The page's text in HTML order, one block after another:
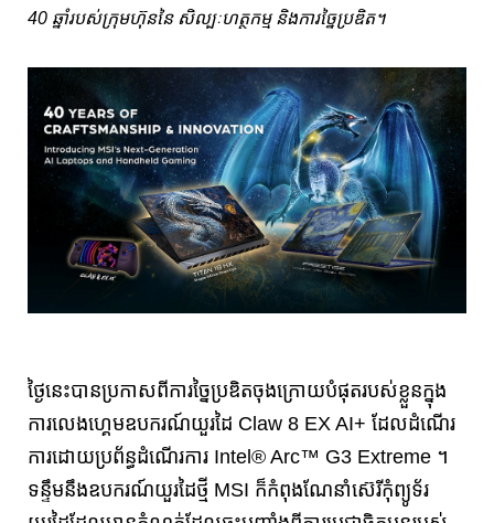
40 ឆ្នាំរបស់ក្រុមហ៊ុននៃ សិល្បៈហត្ថកម្ម និងការច្នៃប្រឌិត។
ថ្ងៃនេះបានប្រកាសពីការច្នៃប្រឌិតចុងក្រោយបំផុតរបស់ខ្លួនក្នុង
ការលេងហ្គេមឧបករណ៍យួរដៃ Claw 8 EX AI+ ដែលដំណើរ
ការដោយប្រព័ន្ធដំណើរការ Intel® Arc™ G3 Extreme ។
ទន្ទឹមនឹងឧបករណ៍យួរដៃថ្មី MSI ក៏កំពុងណែនាំស៊េរីកុំព្យូទ័រ